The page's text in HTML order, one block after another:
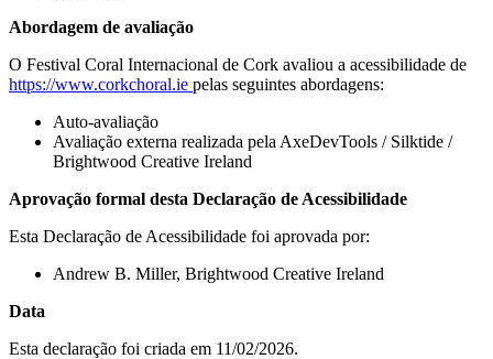
Abordagem de avaliação
O Festival Coral Internacional de Cork avaliou a acessibilidade de
https://www.corkchoral.ie pelas seguintes abordagens:
Auto-avaliação
Avaliação externa realizada pela AxeDevTools / Silktide /
Brightwood Creative Ireland
Aprovação formal desta Declaração de Acessibilidade
Esta Declaração de Acessibilidade foi aprovada por:
Andrew B. Miller, Brightwood Creative Ireland
Data
Esta declaração foi criada em 11/02/2026.